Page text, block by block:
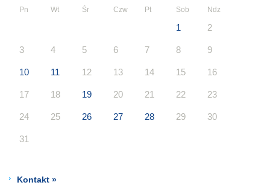
Pn Wt Śr Czw Pt Sob Ndz
1 2
3 4 5 6 7 8 9
10 11 12 13 14 15 16
17 18 19 20 21 22 23
24 25 26 27 28 29 30
31
Kontakt »